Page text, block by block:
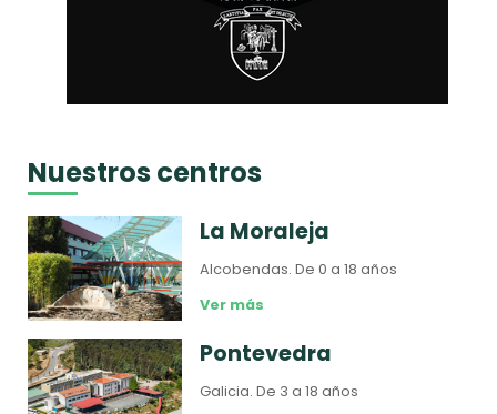
Nuestros centros
La Moraleja
Alcobendas.De 0 a 18 años
Ver más
Pontevedra
Galicia.De 3 a 18 años